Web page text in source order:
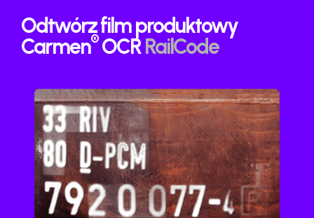
Odtwórz film produktowy
Carmen®OCRRailCode